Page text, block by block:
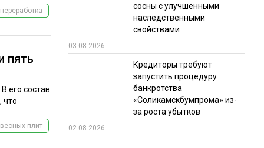
пять
его состав
что
плит
сосны с улучшенными
наследственными
свойствами
03.08.2026
Кредиторы требуют
запустить процедуру
банкротства
«Соликамскбумпрома» из-
за роста убытков
02.08.2026